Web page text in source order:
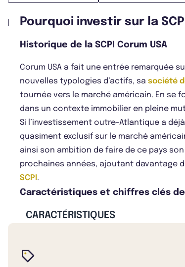
Pourquoi investir sur la
Historique de la SCPI Corum USA
Corum USA a fait une entrée remarquée
nouvelles typologies d’actifs, sa société
tournée vers le marché américain. En se
dans un contexte immobilier en pleine
Si l’investissement outre-Atlantique a
quasiment exclusif sur le marché
ainsi son ambition de faire de ce pays
prochaines années, ajoutant davantage
SCPI .
Caractéristiques et chiffres clés de
CARACTÉRISTIQUES